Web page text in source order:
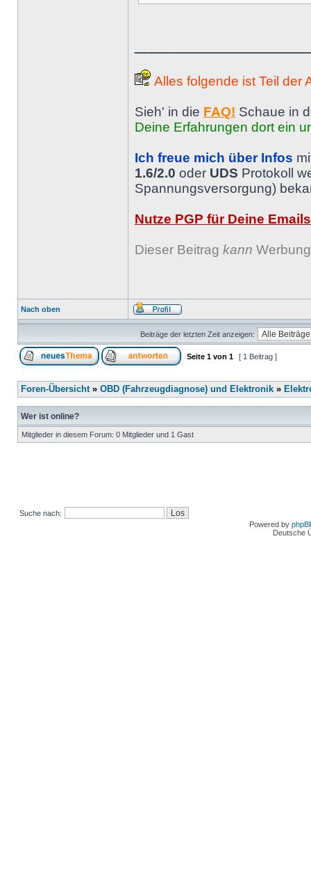
Alles folgende ist Teil der
Sieh' in die FAQ! Schaue in
Deine Erfahrungen dort ein
Ich freue mich über Infos
1.6/2.0 oder UDS Protokoll
Spannungsversorgung)
Nutze PGP für Deine
Dieser Beitrag kann
Nach oben
Beiträge der letzten Zeit anzeigen:
Seite 1 von 1 [ 1 Beitrag ]
Foren-Übersicht» OBD (Fahrzeugdiagnose) und Elektronik »
Wer ist online?
Mitglieder in diesem Forum: 0 Mitglieder und 1 Gast
Suche nach:
Powered by
Deutsche